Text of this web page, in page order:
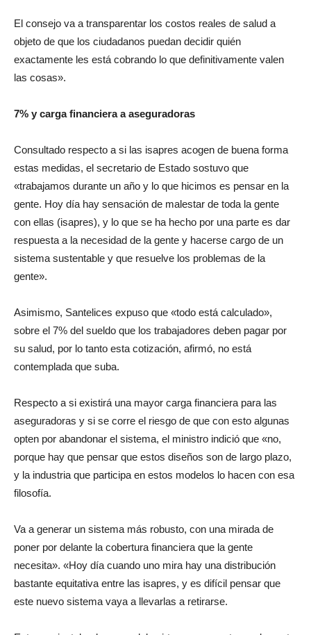
El consejo va a transparentar los costos reales de salud a
objeto de que los ciudadanos puedan decidir quién
exactamente les está cobrando lo que definitivamente valen
las cosas».
7% y carga financiera a aseguradoras
Consultado respecto a si las isapres acogen de buena forma
estas medidas, el secretario de Estado sostuvo que
«trabajamos durante un año y lo que hicimos es pensar en la
gente. Hoy día hay sensación de malestar de toda la gente
con ellas (isapres), y lo que se ha hecho por una parte es dar
respuesta a la necesidad de la gente y hacerse cargo de un
sistema sustentable y que resuelve los problemas de la
gente».
Asimismo, Santelices expuso que «todo está calculado»,
sobre el 7% del sueldo que los trabajadores deben pagar por
su salud, por lo tanto esta cotización, afirmó, no está
contemplada que suba.
Respecto a si existirá una mayor carga financiera para las
aseguradoras y si se corre el riesgo de que con esto algunas
opten por abandonar el sistema, el ministro indició que «no,
porque hay que pensar que estos diseños son de largo plazo,
y la industria que participa en estos modelos lo hacen con esa
filosofía.
Va a generar un sistema más robusto, con una mirada de
poner por delante la cobertura financiera que la gente
necesita». «Hoy día cuando uno mira hay una distribución
bastante equitativa entre las isapres, y es difícil pensar que
este nuevo sistema vaya a llevarlas a retirarse.